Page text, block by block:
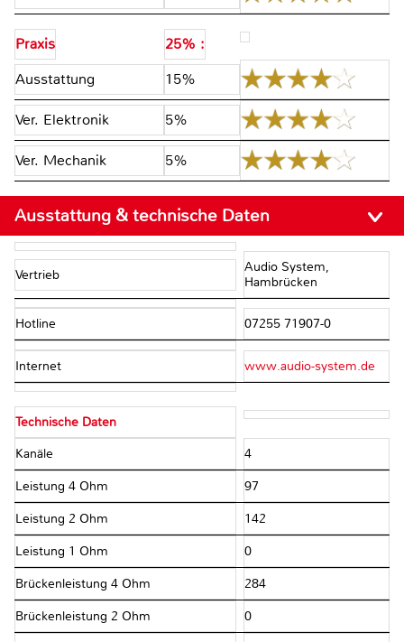
Praxis
25% :
Ausstattung
15%
Ver. Elektronik 5%
Ver. Mechanik 5%
Ausstattung & technische Daten
Vertrieb
Audio System,
Hambrücken
Hotline 07255 71907-0
Internet www.audio-system.de
Technische Daten
Kanäle 4
Leistung 4 Ohm 97
Leistung 2 Ohm 142
Leistung 1 Ohm 0
Brückenleistung 4 Ohm 284
Brückenleistung 2 Ohm 0